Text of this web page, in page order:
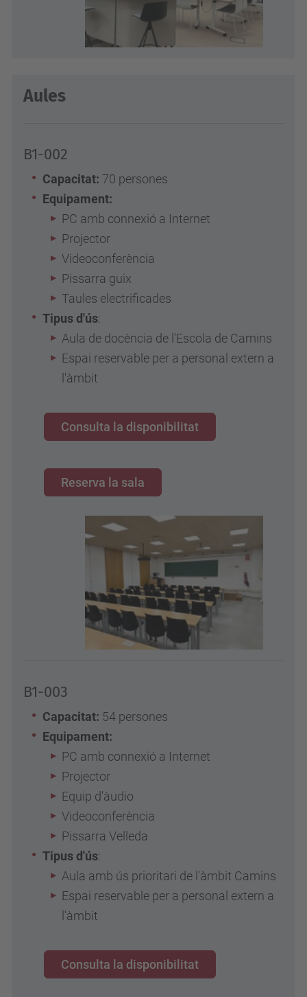
Aules
B1-002
Capacitat: 70 persones
Equipament:
PC amb connexió a Internet
Projector
Videoconferència
Pissarra guix
Taules electrificades
Tipus d'ús:
Aula de docència de l'Escola de Camins
Espai reservable per a personal extern a
l'àmbit
Consulta la disponibilitat
Reserva la sala
B1-003
Capacitat: 54 persones
Equipament:
PC amb connexió a Internet
Projector
Equip d'àudio
Videoconferència
Pissarra Velleda
Tipus d'ús:
Aula amb ús prioritari de l'àmbit Camins
Espai reservable per a personal extern a
l'àmbit
Consulta la disponibilitat